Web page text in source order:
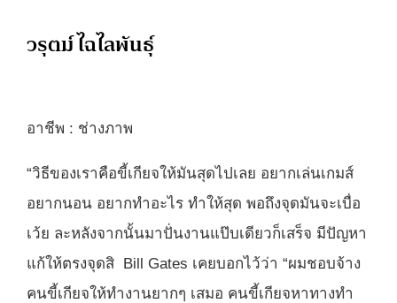
วรุตม์ ไฉไลพันธุ์
อาชีพ : ช่างภาพ
“วิธีของเราคือขี้เกียจให้มันสุดไปเลย อยากเล่นเกมส์
อยากนอน อยากทำอะไร ทำให้สุด พอถึงจุดมันจะเบื่อ
เว้ย ละหลังจากนั้นมาปั่นงานแป๊บเดียวก็เสร็จ มีปัญหา
แก้ให้ตรงจุดสิ Bill Gates เคยบอกไว้ว่า “ผมชอบจ้าง
คนขี้เกียจให้ทำงานยากๆ เสมอ คนขี้เกียจหาทางทำ